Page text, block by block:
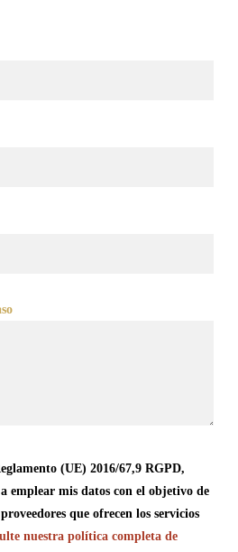
(UE) 2016/67,9 RGPD,
emplear mis datos con el objetivo de
que ofrecen los servicios
nuestra política completa de